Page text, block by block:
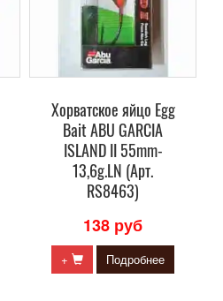
Хорватское яйцо Egg
Bait ABU GARCIA
ISLAND II 55mm-
13,6g.LN (Арт.
RS8463)
138 руб
+ Подробнее